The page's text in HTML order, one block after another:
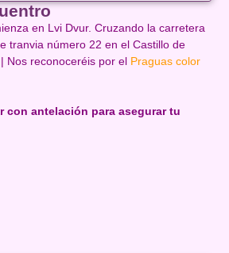
en Lvi Dvur. Cruzando la carretera
tranvia número 22 en el Castillo de
Nos reconoceréis por el Praguas color
con antelación para asegurar tu